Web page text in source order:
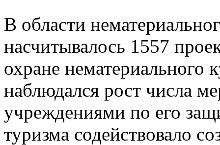
В области
насчитывалось 1557
охране нематериального
наблюдался рост числа
учреждениями по его
туризма содействовало